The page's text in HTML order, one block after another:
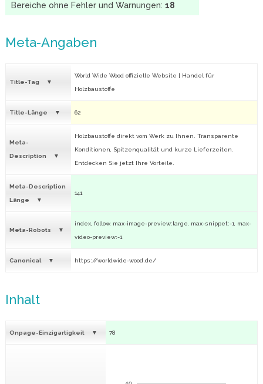
Bereiche ohne Fehler und Warnungen: 18
Meta-Angaben
Title-Tag
World Wide Wood offizielle Website | Handel für
Holzbaustoffe
Title-Länge 62
Meta-
Description
Holzbaustoffe direkt vom Werk zu Ihnen. Transparente
Konditionen, Spitzenqualität und kurze Lieferzeiten.
Entdecken Sie jetzt Ihre Vorteile.
Meta-Description
Länge
141
Meta-Robots
index, follow, max-image-preview:large, max-snippet:-1, max-
video-preview:-1
Canonical https://worldwide-wood.de/
Inhalt
Onpage-Einzigartigkeit 78